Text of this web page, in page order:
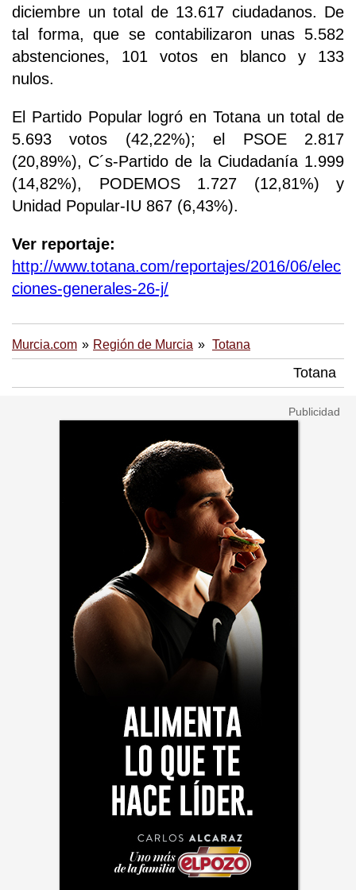
diciembre un total de 13.617 ciudadanos. De
tal forma, que se contabilizaron unas 5.582
abstenciones, 101 votos en blanco y 133
nulos.
El Partido Popular logró en Totana un total de
5.693 votos (42,22%); el PSOE 2.817
(20,89%), C´s-Partido de la Ciudadanía 1.999
(14,82%), PODEMOS 1.727 (12,81%) y
Unidad Popular-IU 867 (6,43%).
Ver reportaje:
http://www.totana.com/reportajes/2016/06/elec
ciones-generales-26-j/
Murcia.com Región de Murcia Totana
Totana